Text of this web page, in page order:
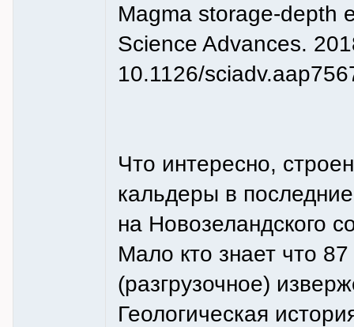
Magma storage-depth
Science Advances.
10.1126/
Что интересно,
кальдеры в
на Новозеландского
Мало кто знает что
(разгрузочное)
Геологическая